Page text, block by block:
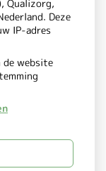
Qualizorg,
Deze
IP-adres
de website